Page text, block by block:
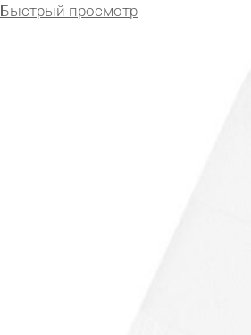
Быстрый просмотр